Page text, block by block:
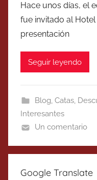
Hace unos días, el
fue invitado al
presentación
Seguir leyendo
Blog, Catas,
Interesantes
Un comentario
Google Translate